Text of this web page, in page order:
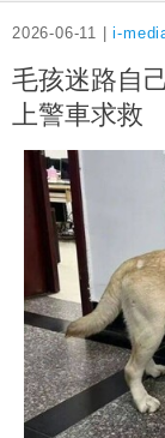
2026-06-11 |i-
毛孩迷路自
上警車求救